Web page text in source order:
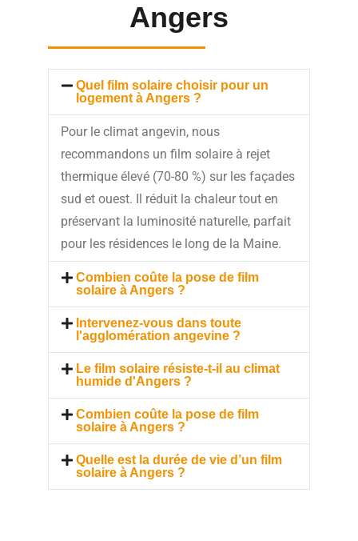
Angers
Quel film solaire choisir pour un
logement à Angers ?
Pour le climat angevin, nous
recommandons un film solaire à rejet
thermique élevé (70-80 %) sur les façades
sud et ouest. Il réduit la chaleur tout en
préservant la luminosité naturelle, parfait
pour les résidences le long de la Maine.
Combien coûte la pose de film
solaire à Angers ?
Intervenez-vous dans toute
l'agglomération angevine ?
Le film solaire résiste-t-il au climat
humide d'Angers ?
Combien coûte la pose de film
solaire à Angers ?
Quelle est la durée de vie d’un film
solaire à Angers ?